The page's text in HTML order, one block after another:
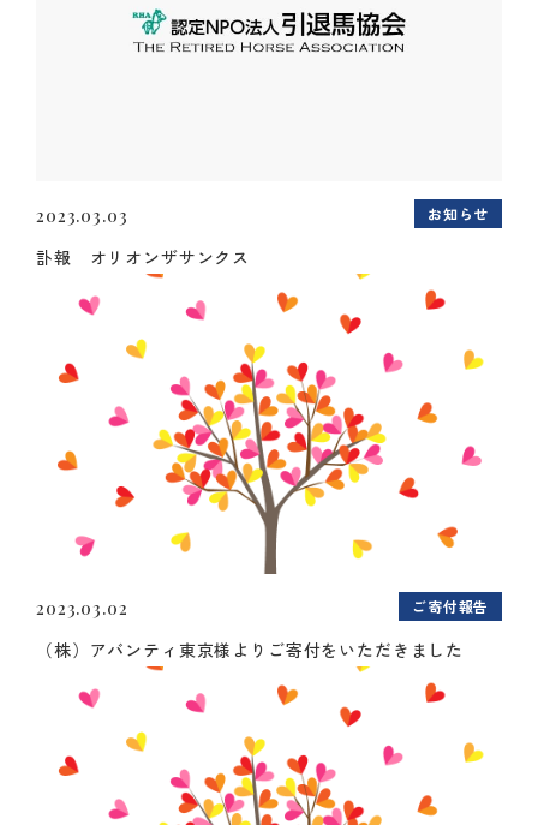
2023.03.03 お知らせ
訃報 オリオンザサンクス
2023.03.02 ご寄付報告
（株）アバンティ東京様よりご寄付をいただきました